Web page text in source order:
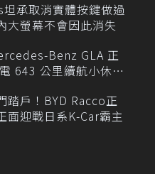
承取消實體按鍵做過
螢幕不會因此消失
Benz GLA 正
643 公里續航小休
踏戶！BYD Racco正
迎戰日系K-Car霸主